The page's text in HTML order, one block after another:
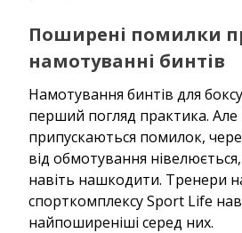
Поширені помилки
намотуванні бинтів
Намотування бинтів для
перший погляд практика. Але
припускаються помилок,
від обмотування
навіть нашкодити. Тренери
спорткомплексу Sport Life
найпоширеніші серед них.